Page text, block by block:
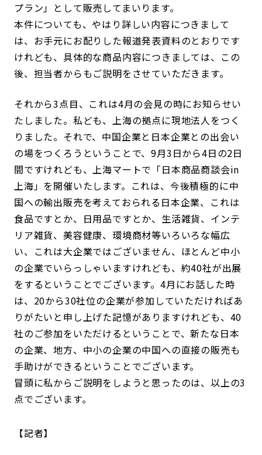
プラン」として販売してまいります。
本件についても、やはり詳しい内容につきまして
は、お手元にお配りした報道発表資料のとおりです
けれども、具体的な商品内容につきましては、この
後、担当者からもご説明をさせていただきます。
それから3点目、これは4月の会見の時にお知らせい
たしました。私ども、上海の拠点に現地法人をつく
りました。それで、中国企業と日本企業との出会い
の場をつくろうということで、9月3日から4日の2日
間ですけれども、上海マートで「日本商品商談会in
上海」を開催いたします。これは、今後積極的に中
国への輸出販売を考えておられる日本企業、これは
食品ですとか、日用品ですとか、生活雑貨、インテ
リア雑貨、美容健康、環境商材等いろいろな幅広
い、これは大企業ではございません、ほとんど中小
の企業でいらっしゃいますけれども、約40社が出展
をするということでございます。4月にお話した時
は、20から30社位の企業が参加していただければあ
りがたいと申し上げた記憶がありますけれども、40
社のご参加をいただけるということで、新たな日本
の企業、地方、中小の企業の中国への直接の販売も
手助けができるということでございます。
冒頭に私からご説明をしようと思ったのは、以上の3
点でございます。
記者